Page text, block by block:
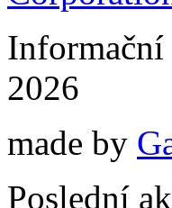
2026
made by
Poslední